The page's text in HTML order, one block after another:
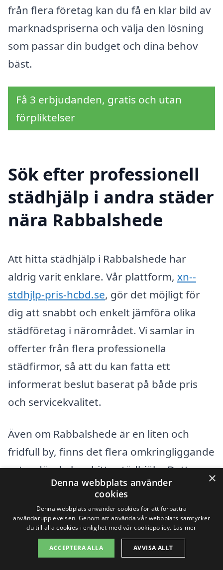
från flera företag kan du få en klar bild av
marknadspriserna och välja den lösning
som passar din budget och dina behov
bäst.
Få 3 erbjudanden, gratis och utan
förpliktelser
Sök efter professionell
städhjälp i andra städer
nära Rabbalshede
Att hitta städhjälp i Rabbalshede har
aldrig varit enklare. Vår plattform, xn--
stdhjlp-pris-hcbd.se, gör det möjligt för
dig att snabbt och enkelt jämföra olika
städföretag i närområdet. Vi samlar in
offerter från flera professionella
städfirmor, så att du kan fatta ett
informerat beslut baserat på både pris
och servicekvalitet.
Även om Rabbalshede är en liten och
fridfull by, finns det flera omkringliggande
orter där du kan hitta städhjälp. Detta
öppnar för fler val och möjligheter att
hitta exakt den typ av tjänst du behöver.
Här är några av de närliggande städerna:
Tanumshede
×
Denna webbplats använder
cookies
Denna webbplats använder cookies för att förbättra
användarupplevelsen. Genom att använda vår webbplats samtycker
du till alla cookies i enlighet med vår cookiepolicy. Läs mer
ACCEPTERA ALLA AVVISA ALLT